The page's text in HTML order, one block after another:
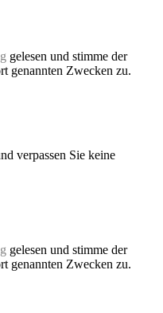
gelesen und stimme der
genannten Zwecken zu.
verpassen Sie keine
gelesen und stimme der
genannten Zwecken zu.